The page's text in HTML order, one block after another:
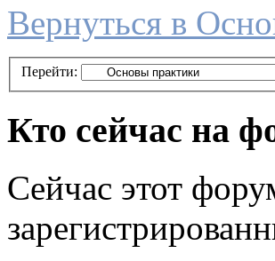
Вернуться в
Перейти:
Кто сейчас на
Сейчас этот